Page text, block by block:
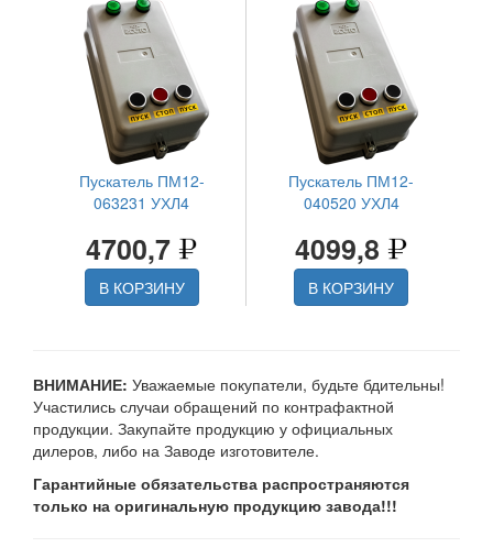
Пускатель ПМ12-
063231 УХЛ4
4700,7
В КОРЗИНУ
Пускатель ПМ12-
040520 УХЛ4
4099,8
В КОРЗИНУ
ВНИМАНИЕ: Уважаемые покупатели, будьте бдительны!
Участились случаи обращений по контрафактной
продукции. Закупайте продукцию у официальных
дилеров, либо на Заводе изготовителе.
Гарантийные обязательства распространяются
только на оригинальную продукцию завода!!!